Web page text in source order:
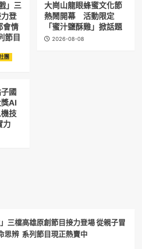
」三
登
會情
節目
大崗山龍眼蜂蜜文化節
熱鬧開幕 活動限定
「蜜汁鹽酥雞」掀話題
2026-08-08
團
國
AI
技
力
三檔高雄原創節目接力登場 從親子冒
思辨 系列節目現正熱賣中